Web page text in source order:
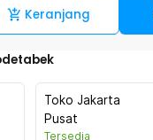
Keranjang
Toko Jakarta
Pusat
Tersedia